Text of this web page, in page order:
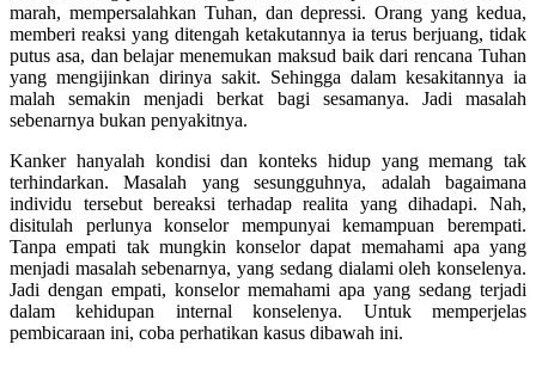
marah, mempersalahkan Tuhan, dan depressi. Orang yang kedua,
memberi reaksi yang ditengah ketakutannya ia terus berjuang, tidak
putus asa, dan belajar menemukan maksud baik dari rencana Tuhan
yang mengijinkan dirinya sakit. Sehingga dalam kesakitannya ia
malah semakin menjadi berkat bagi sesamanya. Jadi masalah
sebenarnya bukan penyakitnya.
Kanker hanyalah kondisi dan konteks hidup yang memang tak
terhindarkan. Masalah yang sesungguhnya, adalah bagaimana
individu tersebut bereaksi terhadap realita yang dihadapi. Nah,
disitulah perlunya konselor mempunyai kemampuan berempati.
Tanpa empati tak mungkin konselor dapat memahami apa yang
menjadi masalah sebenarnya, yang sedang dialami oleh konselenya.
Jadi dengan empati, konselor memahami apa yang sedang terjadi
dalam kehidupan internal konselenya. Untuk memperjelas
pembicaraan ini, coba perhatikan kasus dibawah ini.